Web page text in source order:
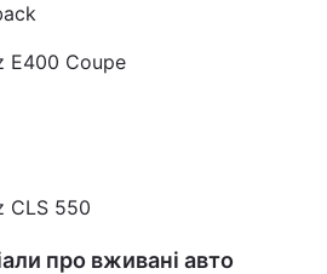
E400 Coupe
CLS 550
про вживані авто